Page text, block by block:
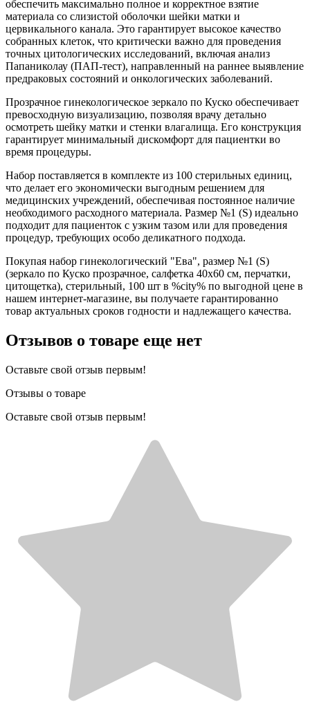
обеспечить максимально полное и корректное взятие
материала со слизистой оболочки шейки матки и
цервикального канала. Это гарантирует высокое качество
собранных клеток, что критически важно для проведения
точных цитологических исследований, включая анализ
Папаниколау (ПАП-тест), направленный на раннее выявление
предраковых состояний и онкологических заболеваний.
Прозрачное гинекологическое зеркало по Куско обеспечивает
превосходную визуализацию, позволяя врачу детально
осмотреть шейку матки и стенки влагалища. Его конструкция
гарантирует минимальный дискомфорт для пациентки во
время процедуры.
Набор поставляется в комплекте из 100 стерильных единиц,
что делает его экономически выгодным решением для
медицинских учреждений, обеспечивая постоянное наличие
необходимого расходного материала. Размер №1 (S) идеально
подходит для пациенток с узким тазом или для проведения
процедур, требующих особо деликатного подхода.
Покупая набор гинекологический "Ева", размер №1 (S)
(зеркало по Куско прозрачное, салфетка 40x60 см, перчатки,
цитощетка), стерильный, 100 шт в %city% по выгодной цене в
нашем интернет-магазине, вы получаете гарантированно
товар актуальных сроков годности и надлежащего качества.
Отзывов о товаре еще нет
Оставьте свой отзыв первым!
Отзывы о товаре
Оставьте свой отзыв первым!